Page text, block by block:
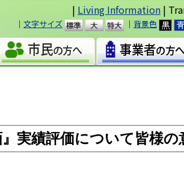
| Living Information |
｜ 文字サイズ
準
大
｜ 背景色
』実績評価について皆様